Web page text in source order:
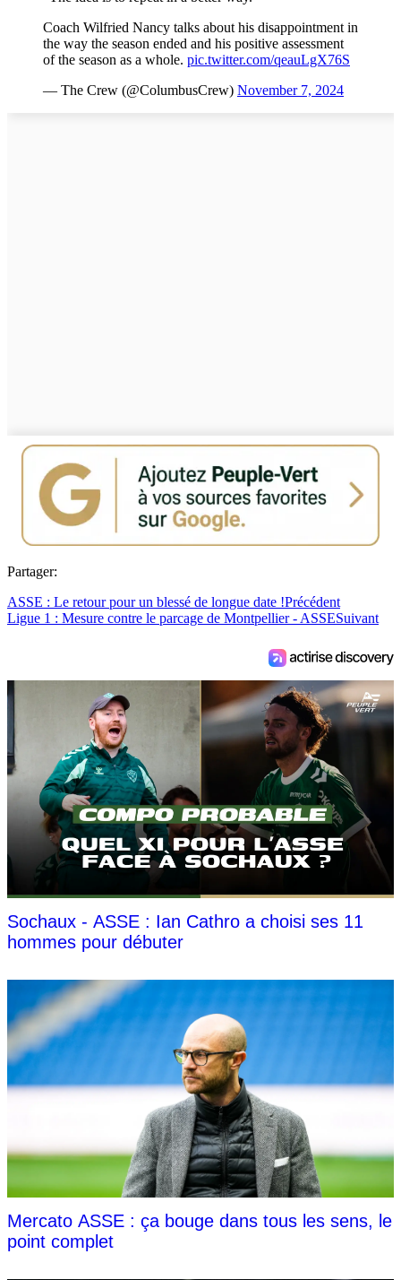
Coach Wilfried Nancy talks about his disappointment in
the way the season ended and his positive assessment
of the season as a whole. pic.twitter.com/qeauLgX76S
— The Crew (@ColumbusCrew) November 7, 2024
Partager:
ASSE : Le retour pour un blessé de longue date !Précédent
Ligue 1 : Mesure contre le parcage de Montpellier - ASSESuivant
Sochaux - ASSE : Ian Cathro a choisi ses 11
hommes pour débuter
Mercato ASSE : ça bouge dans tous les sens, le
point complet